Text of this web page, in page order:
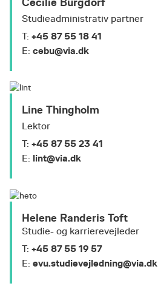
Studieadministrativ partner
T: +45 87 55 18 41
E: cebu@via.dk
Line Thingholm
Lektor
T: +45 87 55 23 41
E: lint@via.dk
Helene Randeris Toft
Studie- og karrierevejleder
T: +45 87 55 19 57
E: evu.studievejledning@via.dk